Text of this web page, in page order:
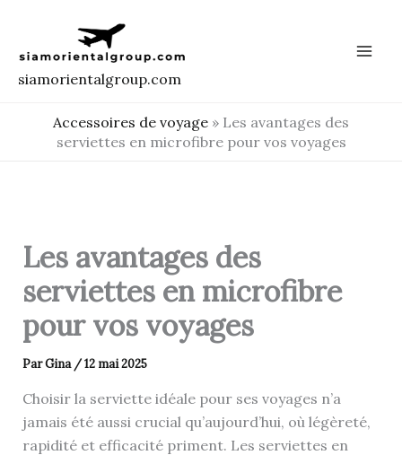
contenu
siamorientalgroup.com
Accessoires de voyage » Les avantages des
serviettes en microfibre pour vos voyages
Les avantages des
serviettes en microfibre
pour vos voyages
ParGina /12 mai 2025
Choisir la serviette idéale pour ses voyages n’a
jamais été aussi crucial qu’aujourd’hui, où légèreté,
rapidité et efficacité priment. Les serviettes en